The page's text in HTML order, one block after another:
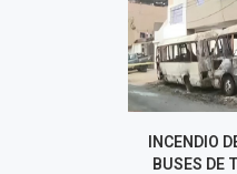
HALLAN
CARTA CON